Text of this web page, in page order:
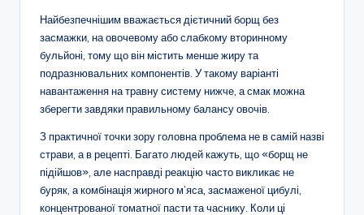
Найбезпечнішим вважається дієтичний борщ без
засмажки, на овочевому або слабкому вторинному
бульйоні, тому що він містить менше жиру та
подразнювальних компонентів. У такому варіанті
навантаження на травну систему нижче, а смак можна
зберегти завдяки правильному балансу овочів.
З практичної точки зору головна проблема не в самій назві
страви, а в рецепті. Багато людей кажуть, що «борщ не
підійшов», але насправді реакцію часто викликає не
буряк, а комбінація жирного м’яса, засмаженої цибулі,
концентрованої томатної пасти та часнику. Коли ці